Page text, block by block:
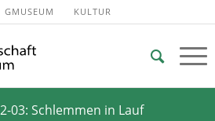
GMUSEUM KULTUR
03: Schlemmen in Lauf